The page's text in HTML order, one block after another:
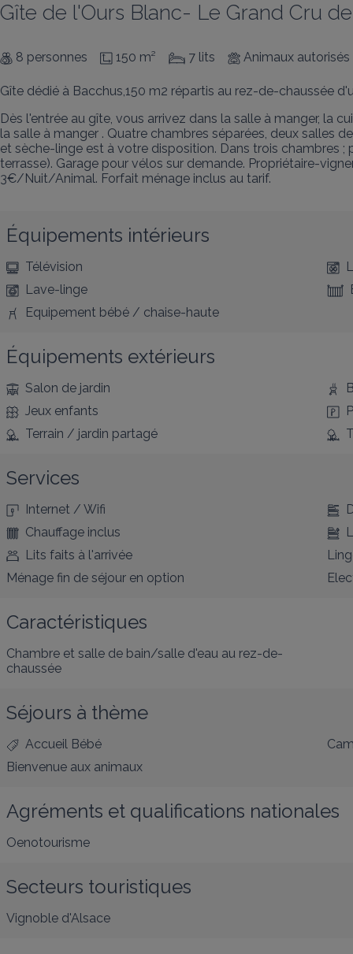
Gîte de l'Ours Blanc- Le Grand Cru
8 personnes 150 m² 7 lits Animaux autorisés
Gîte dédié à Bacchus,150 m2 répartis au rez-de-chaussée
Dès l'entrée au gîte, vous arrivez dans la salle à manger, la
la salle à manger . Quatre chambres séparées, deux salles
et sèche-linge est à votre disposition. Dans trois chambres
terrasse). Garage pour vélos sur demande. Propriétaire-
3€/Nuit/Animal. Forfait ménage inclus au tarif.
Équipements intérieurs
Télévision
Lave-linge
Equipement bébé / chaise-haute
Équipements extérieurs
Salon de jardin
Jeux enfants
Terrain / jardin partagé
Services
Internet / Wifi
Chauffage inclus
Lits faits à l'arrivée
Ménage fin de séjour en option
Caractéristiques
Chambre et salle de bain/salle d'eau au rez-de-
chaussée
Séjours à thème
Accueil Bébé
Bienvenue aux animaux
Agréments et qualifications nationales
Oenotourisme
Secteurs touristiques
Vignoble d'Alsace